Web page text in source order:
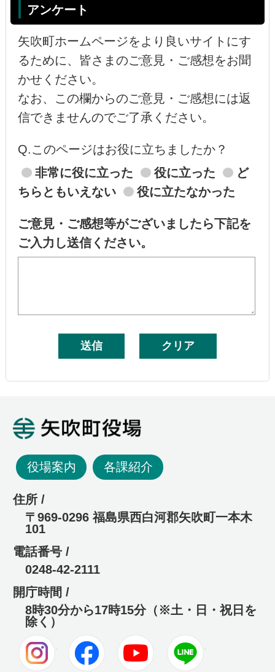
アンケート
矢吹町ホームページをより良いサイトにす
るために、皆さまのご意見・ご感想をお聞
かせください。
なお、この欄からのご意見・ご感想には返
信できませんのでご了承ください。
Q.このページはお役に立ちましたか？
非常に役に立った
役に立った
ど
ちらともいえない
役に立たなかった
ご意見・ご感想等がございましたら下記を
ご入力し送信ください。
役場案内 各課紹介
住所 /
〒969-0296 福島県西白河郡矢吹町一本木
101
電話番号 /
0248-42-2111
開庁時間 /
8時30分から17時15分（※土・日・祝日を
除く）
Instagram Facebook Youtube